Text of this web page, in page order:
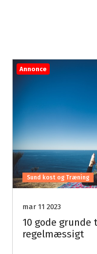
Annonce
Sund kost og Træning
mar 11 2023
10 gode
regelmæssigt